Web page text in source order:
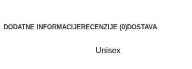
DODATNE INFORMACIJERECENZIJE (0)DOSTAVA
Unisex